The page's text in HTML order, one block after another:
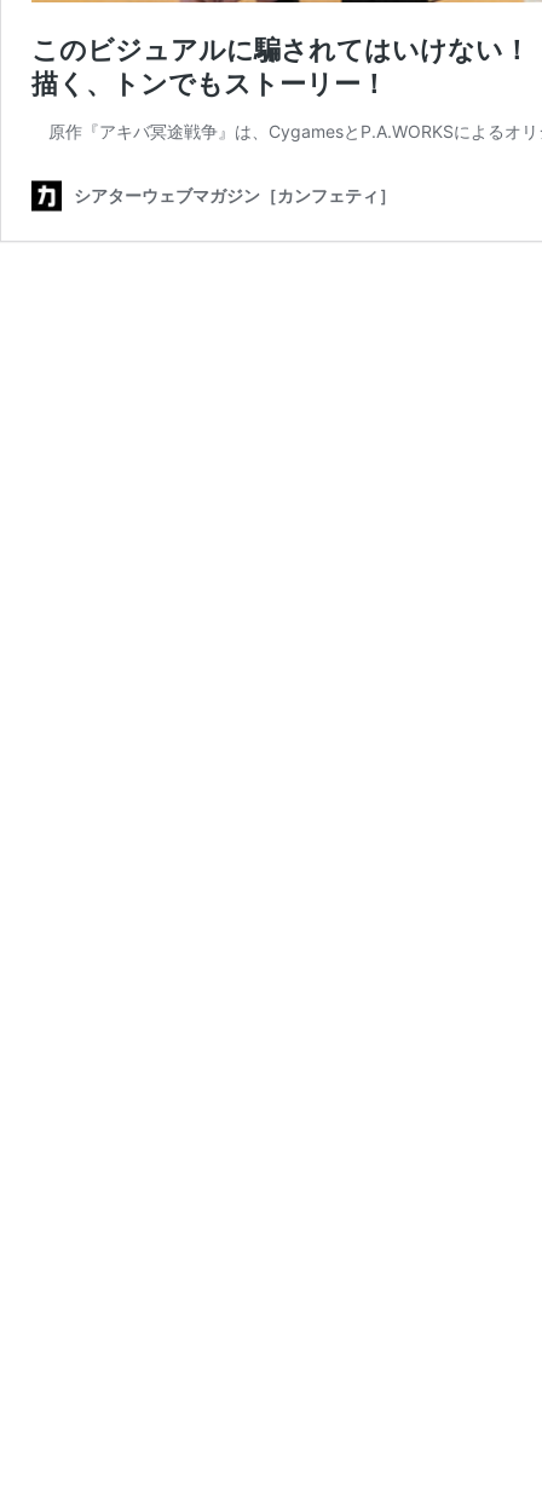
このビジュアルに騙されてはいけない
描く、トンでもストーリー！
原作『アキバ冥途戦争』は、CygamesとP.A.WORKSによるオ
シアターウェブマガジン［カンフェティ］